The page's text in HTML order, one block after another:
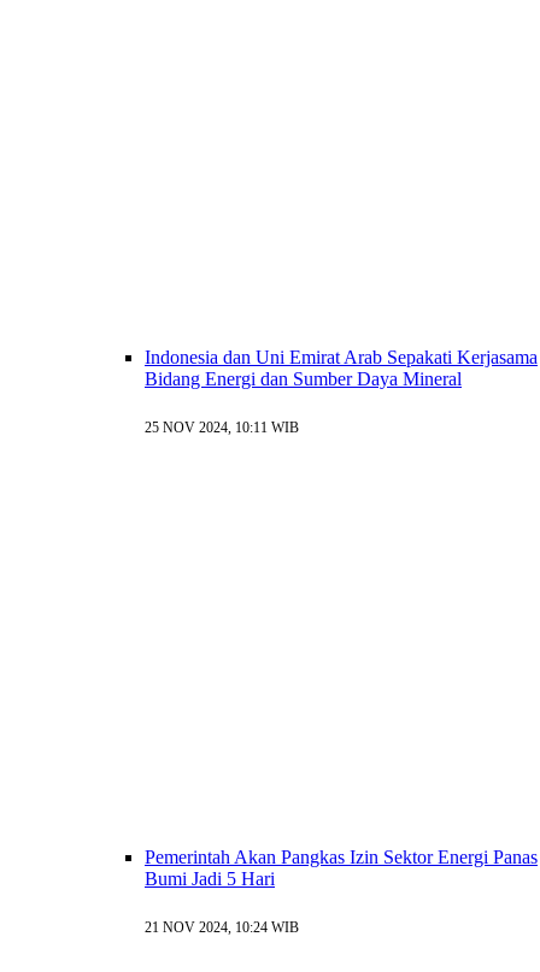
Indonesia dan Uni Emirat Arab Sepakati Kerjasama
Bidang Energi dan Sumber Daya Mineral
25 NOV 2024, 10:11 WIB
Pemerintah Akan Pangkas Izin Sektor Energi Panas
Bumi Jadi 5 Hari
21 NOV 2024, 10:24 WIB